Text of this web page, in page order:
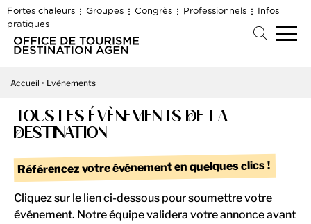
Fortes chaleurs Groupes Congrès Professionnels
Infos
pratiques
Accueil Evènements
TOUS LES ÉVÈNEMENTS DE LA
DESTINATION
Référencez votre événement en quelques clics !
Cliquez sur le lien ci-dessous pour soumettre votre
événement. Notre équipe validera votre annonce avant